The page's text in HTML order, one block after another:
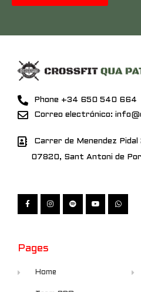
Phone +34 650 540 664
Correo electrónico:
Carrer de Menendez Pidal
07820, Sant Antoni de
Pages
Home